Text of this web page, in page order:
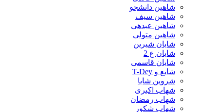
شاهین دانشجو
شاهین سیف
شاهین عبدهی
شاهین متولی
شایان شیرین
شایان ع 2
شایان قاسمی
شایع و T-Dey
شروین شایا
شهاب اکبری
شهاب رمضان
شهاب شکور